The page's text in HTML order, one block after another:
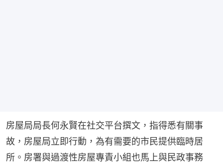
房屋局局長何永賢在社交平台撰文，指得悉有關事
故，房屋局立即行動，為有需要的市民提供臨時居
所。房署與過渡性房屋專責小組也馬上與民政事務